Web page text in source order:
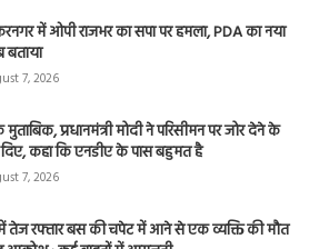
में ओपी राजभर का सपा पर हमला, PDA का नया
7, 2026
मुताबिक, प्रधानमंत्री मोदी ने परिसीमन पर जोर देने के
कहा कि एनडीए के पास बहुमत है
7, 2026
तेज रफ्तार बस की चपेट में आने से एक व्यक्ति की मौत